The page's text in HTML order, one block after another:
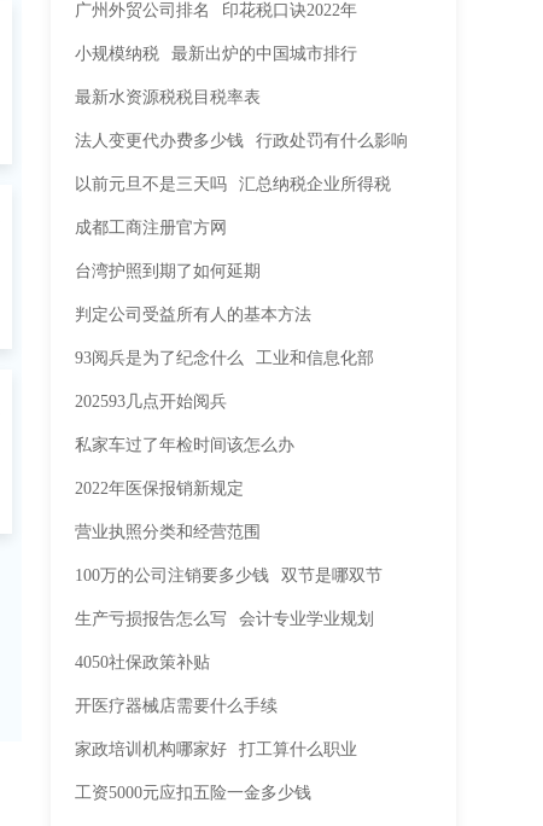
广州外贸公司排名 印花税口诀2022年
小规模纳税 最新出炉的中国城市排行
最新水资源税税目税率表
法人变更代办费多少钱 行政处罚有什么影响
以前元旦不是三天吗 汇总纳税企业所得税
成都工商注册官方网
台湾护照到期了如何延期
判定公司受益所有人的基本方法
93阅兵是为了纪念什么 工业和信息化部
202593几点开始阅兵
私家车过了年检时间该怎么办
2022年医保报销新规定
营业执照分类和经营范围
100万的公司注销要多少钱 双节是哪双节
生产亏损报告怎么写 会计专业学业规划
4050社保政策补贴
开医疗器械店需要什么手续
家政培训机构哪家好 打工算什么职业
工资5000元应扣五险一金多少钱